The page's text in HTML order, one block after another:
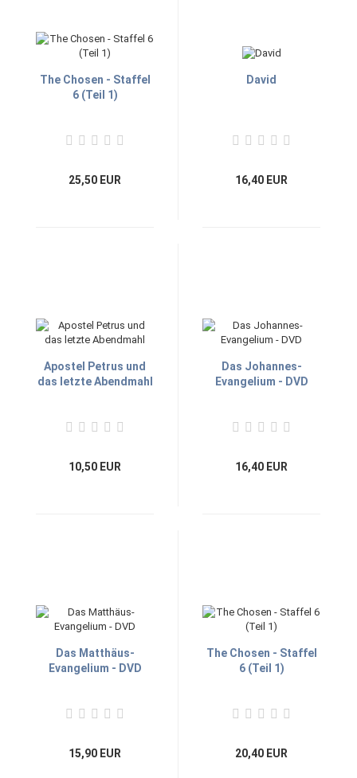
The Chosen - Staffel
6 (Teil 1)
25,50 EUR
David
16,40 EUR
Apostel Petrus und
das letzte Abendmahl
10,50 EUR
Das Johannes-
Evangelium - DVD
16,40 EUR
Das Matthäus-
Evangelium - DVD
15,90 EUR
The Chosen - Staffel
6 (Teil 1)
20,40 EUR